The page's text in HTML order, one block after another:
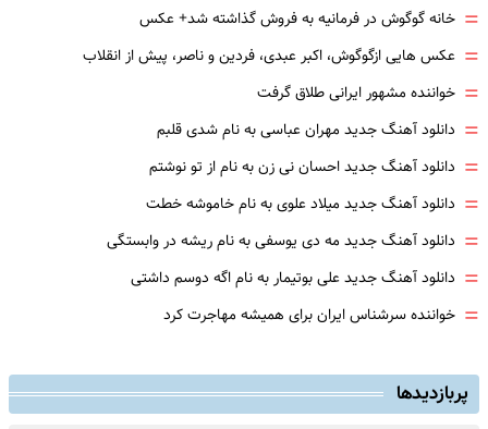
= خانه گوگوش در فرمانیه به فروش گذاشته شد+ عکس
= عکس هایی ازگوگوش، اکبر عبدی، فردین و ناصر، پیش از انقلاب
= خواننده مشهور ایرانی طلاق گرفت
= دانلود آهنگ جدید مهران عباسی به نام شدی قلبم
= دانلود آهنگ جدید احسان نی زن به نام از تو نوشتم
= دانلود آهنگ جدید میلاد علوی به نام خاموشه خطت
= دانلود آهنگ جدید مه دی یوسفی به نام ریشه در وابستگی
= دانلود آهنگ جدید علی بوتیمار به نام اگه دوسم داشتی
= خواننده سرشناس ایران برای همیشه مهاجرت کرد
پربازدیدها